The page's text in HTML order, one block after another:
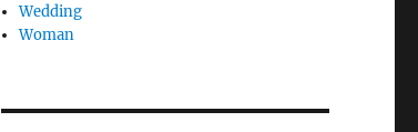
Wedding
Woman